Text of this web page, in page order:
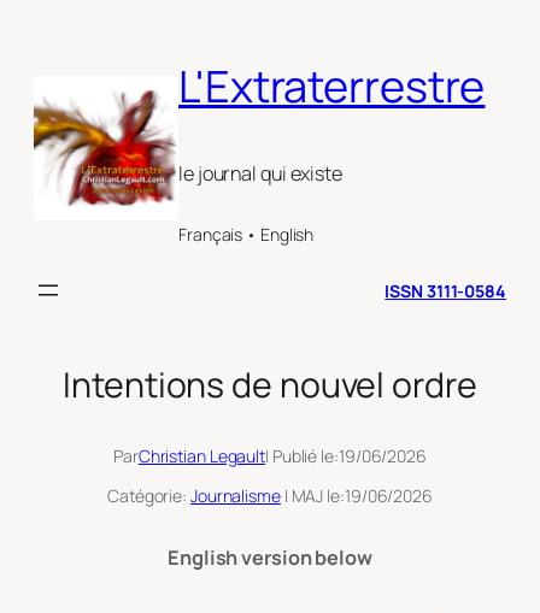
L'Extraterrestre
le journal qui existe
Français • English
ISSN 3111-0584
Intentions de nouvel ordre
ParChristian Legault| Publié le:19/06/2026
Catégorie: Journalisme| MAJ le:19/06/2026
English version below